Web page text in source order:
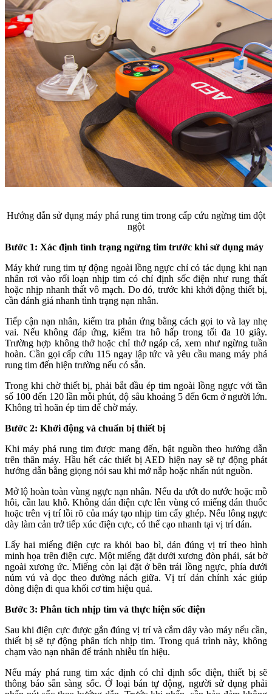
Hướng dẫn sử dụng máy phá rung tim trong cấp cứu ngừng tim đột
ngột
Bước 1: Xác định tình trạng ngừng tim trước khi sử dụng máy
Máy khử rung tim tự động ngoài lồng ngực chỉ có tác dụng khi nạn
nhân rơi vào rối loạn nhịp tim có chỉ định sốc điện như rung thất
hoặc nhịp nhanh thất vô mạch. Do đó, trước khi khởi động thiết bị,
cần đánh giá nhanh tình trạng nạn nhân.
Tiếp cận nạn nhân, kiểm tra phản ứng bằng cách gọi to và lay nhẹ
vai. Nếu không đáp ứng, kiểm tra hô hấp trong tối đa 10 giây.
Trường hợp không thở hoặc chỉ thở ngáp cá, xem như ngừng tuần
hoàn. Cần gọi cấp cứu 115 ngay lập tức và yêu cầu mang máy phá
rung tim đến hiện trường nếu có sẵn.
Trong khi chờ thiết bị, phải bắt đầu ép tim ngoài lồng ngực với tần
số 100 đến 120 lần mỗi phút, độ sâu khoảng 5 đến 6cm ở người lớn.
Không trì hoãn ép tim để chờ máy.
Bước 2: Khởi động và chuẩn bị thiết bị
Khi máy phá rung tim được mang đến, bật nguồn theo hướng dẫn
trên thân máy. Hầu hết các thiết bị AED hiện nay sẽ tự động phát
hướng dẫn bằng giọng nói sau khi mở nắp hoặc nhấn nút nguồn.
Mở lộ hoàn toàn vùng ngực nạn nhân. Nếu da ướt do nước hoặc mồ
hôi, cần lau khô. Không dán điện cực lên vùng có miếng dán thuốc
hoặc trên vị trí lồi rõ của máy tạo nhịp tim cấy ghép. Nếu lông ngực
dày làm cản trở tiếp xúc điện cực, có thể cạo nhanh tại vị trí dán.
Lấy hai miếng điện cực ra khỏi bao bì, dán đúng vị trí theo hình
minh họa trên điện cực. Một miếng đặt dưới xương đòn phải, sát bờ
ngoài xương ức. Miếng còn lại đặt ở bên trái lồng ngực, phía dưới
núm vú và dọc theo đường nách giữa. Vị trí dán chính xác giúp
dòng điện đi qua khối cơ tim hiệu quả.
Bước 3: Phân tích nhịp tim và thực hiện sốc điện
Sau khi điện cực được gắn đúng vị trí và cắm dây vào máy nếu cần,
thiết bị sẽ tự động phân tích nhịp tim. Trong quá trình này, không
chạm vào nạn nhân để tránh nhiễu tín hiệu.
Nếu máy phá rung tim xác định có chỉ định sốc điện, thiết bị sẽ
thông báo sẵn sàng sốc. Ở loại bán tự động, người sử dụng phải